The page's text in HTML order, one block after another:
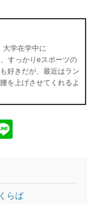
大学在学中に
すっかりeスポーツの
好きだが、最近はラン
を上げさせてくれるよ
らば